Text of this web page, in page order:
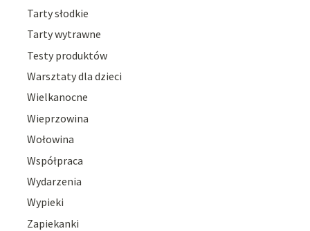
Tarty słodkie
Tarty wytrawne
Testy produktów
Warsztaty dla dzieci
Wielkanocne
Wieprzowina
Wołowina
Współpraca
Wydarzenia
Wypieki
Zapiekanki